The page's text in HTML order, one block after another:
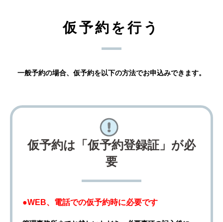
仮予約を行う
一般予約の場合、仮予約を以下の方法でお申込みできます。
仮予約は「仮予約登録証」が必
要
●WEB、電話での仮予約時に必要です